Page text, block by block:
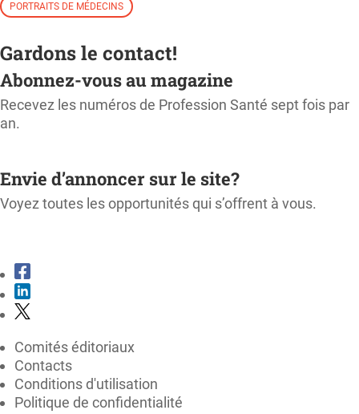
PORTRAITS DE MÉDECINS
Gardons le contact!
Abonnez-vous au magazine
Recevez les numéros de Profession Santé sept fois par
an.
Envie d’annoncer sur le site?
Voyez toutes les opportunités qui s’offrent à vous.
Comités éditoriaux
Contacts
Conditions d'utilisation
Politique de confidentialité